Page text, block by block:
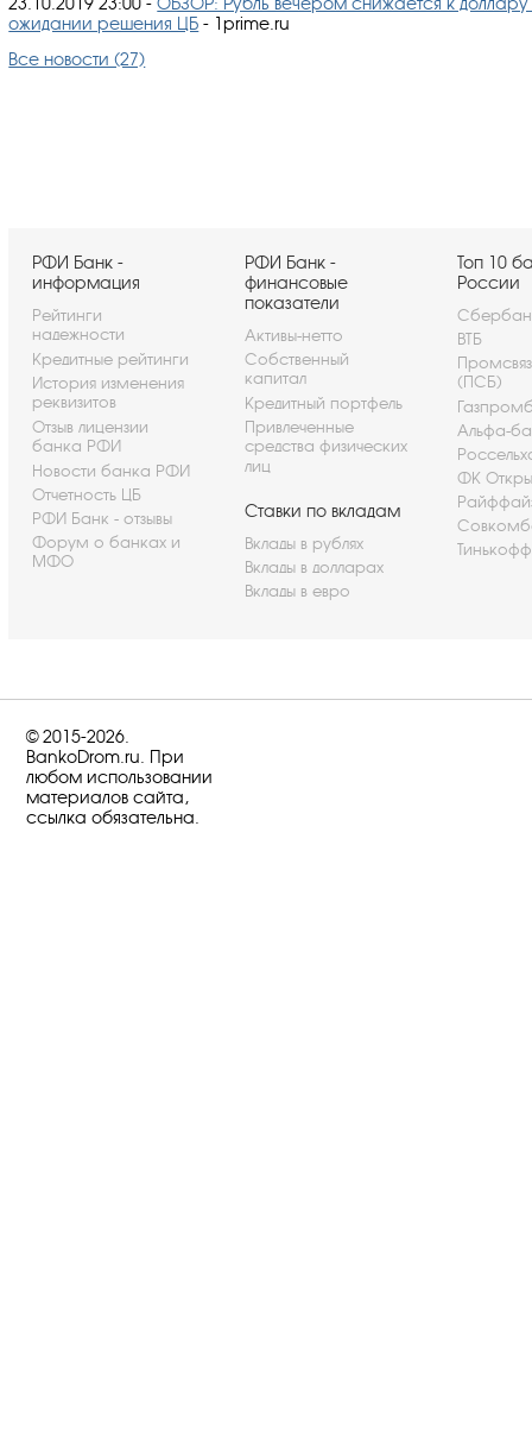
ожидании решения ЦБ - 1prime.ru
Все новости (27)
РФИ Банк -
информация
Рейтинги
надежности
Кредитные рейтинги
История изменения
реквизитов
Отзыв лицензии
банка РФИ
Новости банка РФИ
Отчетность ЦБ
РФИ Банк - отзывы
Форум о банках и
МФО
РФИ Банк -
финансовые
показатели
Активы-нетто
Собственный
капитал
Кредитный портфель
Привлеченные
средства физических
лиц
Ставки по вкладам
Вклады в рублях
Вклады в долларах
Вклады в евро
Топ 10
России
ВТБ
(ПСБ)
Альфа-
ФК
© 2015-2026.
BankoDrom.ru. При
любом использовании
материалов сайта,
ссылка обязательна.